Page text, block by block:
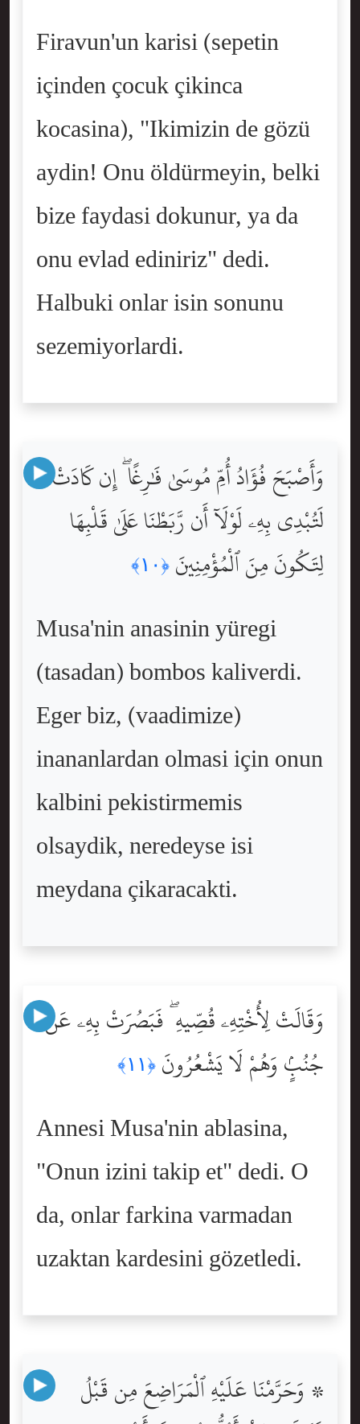
Firavun'un karisi (sepetin
içinden çocuk çikinca
kocasina), "Ikimizin de gözü
aydin! Onu öldürmeyin, belki
bize faydasi dokunur, ya da
onu evlad ediniriz" dedi.
Halbuki onlar isin sonunu
sezemiyorlardi.
وَأَصْبَحَ فُؤَادُ أُمِّ مُوسَىٰ فَٰرِغًا ۖ إِن كَادَتْ
لَتُبْدِى بِهِۦ لَوْلَآ أَن رَّبَطْنَا عَلَىٰ قَلْبِهَا
لِتَكُونَ مِنَ ٱلْمُؤْمِنِينَ ﴿١٠﴾
Musa'nin anasinin yüregi
(tasadan) bombos kaliverdi.
Eger biz, (vaadimize)
inananlardan olmasi için onun
kalbini pekistirmemis
olsaydik, neredeyse isi
meydana çikaracakti.
وَقَالَتْ لِأُخْتِهِۦ قُصِّيهِ ۖ فَبَصُرَتْ بِهِۦ عَن
جُنُبٍۢ وَهُمْ لَا يَشْعُرُونَ ﴿١١﴾
Annesi Musa'nin ablasina,
"Onun izini takip et" dedi. O
da, onlar farkina varmadan
uzaktan kardesini gözetledi.
۞ وَحَرَّمْنَا عَلَيْهِ ٱلْمَرَاضِعَ مِن قَبْلُ